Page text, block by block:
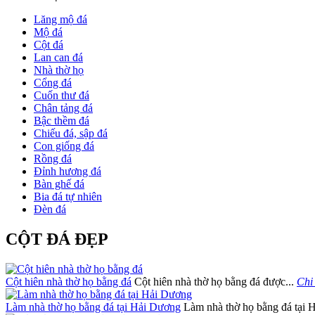
Lăng mộ đá
Mộ đá
Cột đá
Lan can đá
Nhà thờ họ
Cổng đá
Cuốn thư đá
Chân tảng đá
Bậc thềm đá
Chiếu đá, sập đá
Con giống đá
Rồng đá
Đỉnh hương đá
Bàn ghế đá
Bia đá tự nhiên
Đèn đá
CỘT ĐÁ ĐẸP
Cột hiên nhà thờ họ bằng đá Cột hiên nhà thờ họ bằng đá được... Chi
Làm nhà thờ họ bằng đá tại Hải Dương Làm nhà thờ họ bằng đá tại